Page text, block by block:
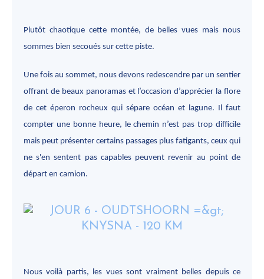
Plutôt chaotique cette montée, de belles vues mais nous
sommes bien secoués sur cette piste.
Une fois au sommet, nous devons redescendre par un sentier
offrant de beaux panoramas et l’occasion d’apprécier la flore
de cet éperon rocheux qui sépare océan et lagune. Il faut
compter une bonne heure, le chemin n’est pas trop difficile
mais peut présenter certains passages plus fatigants, ceux qui
ne s'en sentent pas capables peuvent revenir au point de
départ en camion.
Nous voilà partis, les vues sont vraiment belles depuis ce